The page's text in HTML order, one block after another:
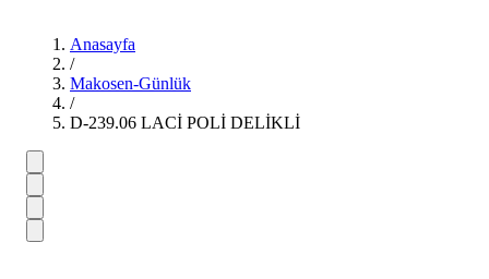
Anasayfa
/
Makosen-Günlük
/
D-239.06 LACİ POLİ DELİKLİ